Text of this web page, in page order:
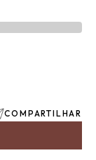
COMPARTILHAR